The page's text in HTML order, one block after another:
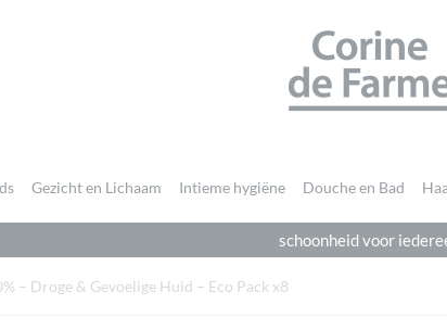
CORINE DE FARME
Gezicht en Lichaam Intieme hygiëne Douche en Bad
schoonheid voor
– Droge & Gevoelige Huid – Eco Pack x8
Je moetingelogd zijnom een